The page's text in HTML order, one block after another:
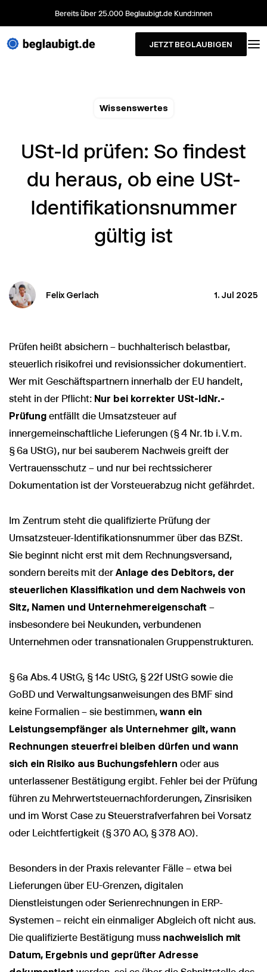
Bereits über 25.000 Beglaubigt.de Kund:innen
JETZT BEGLAUBIGEN
Wissenswertes
USt-Id prüfen: So findest
du heraus, ob eine USt-
Identifikationsnummer
gültig ist
Felix Gerlach 1. Jul 2025
Prüfen heißt absichern – buchhalterisch belastbar,
steuerlich risikofrei und revisionssicher dokumentiert.
Wer mit Geschäftspartnern innerhalb der EU handelt,
steht in der Pflicht: Nur bei korrekter USt-IdNr.-
Prüfung entfällt die Umsatzsteuer auf
innergemeinschaftliche Lieferungen (§ 4 Nr. 1b i. V. m.
§ 6a UStG), nur bei sauberem Nachweis greift der
Vertrauensschutz – und nur bei rechtssicherer
Dokumentation ist der Vorsteuerabzug nicht gefährdet.
Im Zentrum steht die qualifizierte Prüfung der
Umsatzsteuer-Identifikationsnummer über das BZSt.
Sie beginnt nicht erst mit dem Rechnungsversand,
sondern bereits mit der Anlage des Debitors, der
steuerlichen Klassifikation und dem Nachweis von
Sitz, Namen und Unternehmereigenschaft –
insbesondere bei Neukunden, verbundenen
Unternehmen oder transnationalen Gruppenstrukturen.
§ 6a Abs. 4 UStG, § 14c UStG, § 22f UStG sowie die
GoBD und Verwaltungsanweisungen des BMF sind
keine Formalien – sie bestimmen, wann ein
Leistungsempfänger als Unternehmer gilt, wann
Rechnungen steuerfrei bleiben dürfen und wann
sich ein Risiko aus Buchungsfehlern oder aus
unterlassener Bestätigung ergibt. Fehler bei der Prüfung
führen zu Mehrwertsteuernachforderungen, Zinsrisiken
und im Worst Case zu Steuerstrafverfahren bei Vorsatz
oder Leichtfertigkeit (§ 370 AO, § 378 AO).
Besonders in der Praxis relevanter Fälle – etwa bei
Lieferungen über EU-Grenzen, digitalen
Dienstleistungen oder Serienrechnungen in ERP-
Systemen – reicht ein einmaliger Abgleich oft nicht aus.
Die qualifizierte Bestätigung muss nachweislich mit
Datum, Ergebnis und geprüfter Adresse